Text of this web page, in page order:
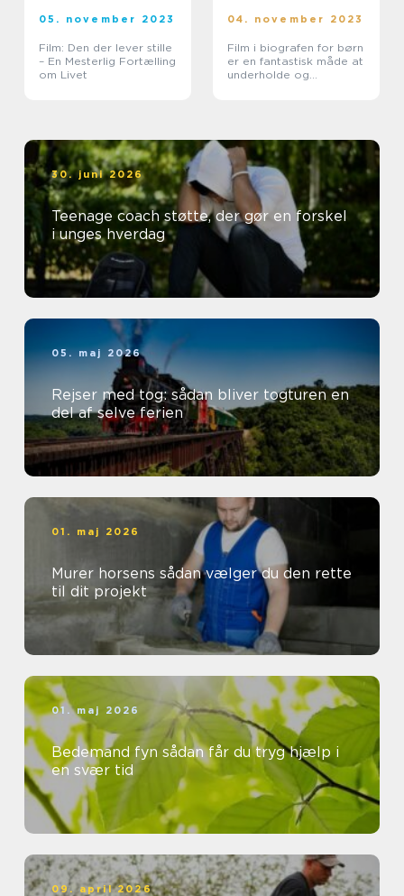
05. november 2023
Film: Den der lever stille
– En Mesterlig Fortælling
om Livet
04. november 2023
Film i biografen for børn
er en fantastisk måde at
underholde og
30. juni 2026
Teenage coach støtte, der gør en forskel
i unges hverdag
05. maj 2026
Rejser med tog: sådan bliver togturen en
del af selve ferien
01. maj 2026
Murer horsens sådan vælger du den rette
til dit projekt
01. maj 2026
Bedemand fyn sådan får du tryg hjælp i
en svær tid
09. april 2026